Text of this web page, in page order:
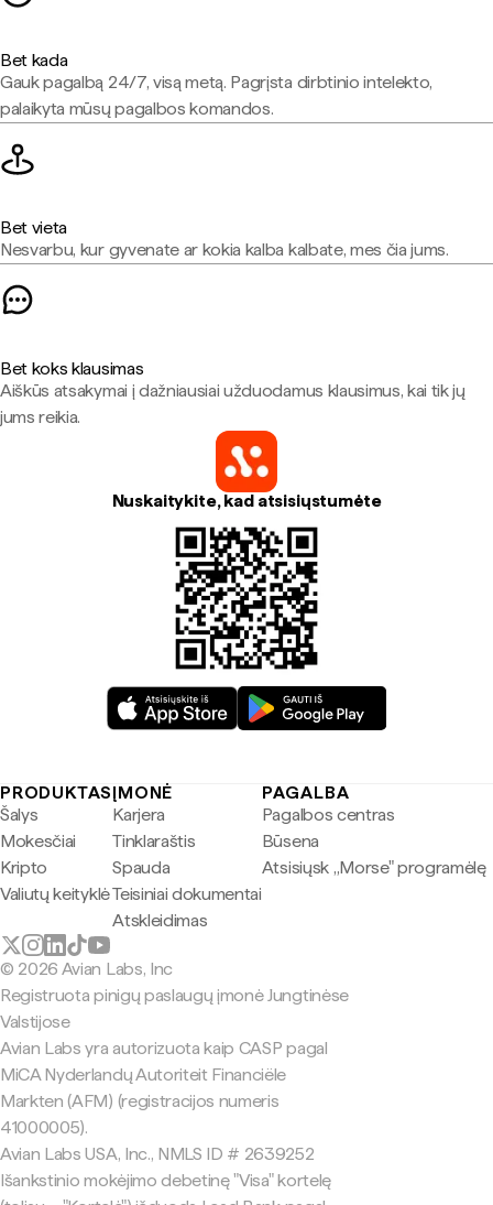
Bet kada
Gauk pagalbą 24/7, visą metą. Pagrįsta dirbtinio intelekto,
palaikyta mūsų pagalbos komandos.
Bet vieta
Nesvarbu, kur gyvenate ar kokia kalba kalbate, mes čia jums.
Bet koks klausimas
Aiškūs atsakymai į dažniausiai užduodamus klausimus, kai tik jų
jums reikia.
Nuskaitykite, kad atsisiųstumėte
PRODUKTAS
Šalys
Mokesčiai
Kripto
Valiutų keityklė
ĮMONĖ
Karjera
Tinklaraštis
Spauda
Teisiniai dokumentai
Atskleidimas
PAGALBA
Pagalbos centras
Būsena
Atsisiųsk „Morse" programėlę
© 2026 Avian Labs, Inc
Registruota pinigų paslaugų įmonė Jungtinėse
Valstijose
Avian Labs yra autorizuota kaip CASP pagal
MiCA Nyderlandų Autoriteit Financiële
Markten (AFM) (registracijos numeris
41000005).
Avian Labs USA, Inc., NMLS ID # 2639252
Išankstinio mokėjimo debetinę "Visa" kortelę